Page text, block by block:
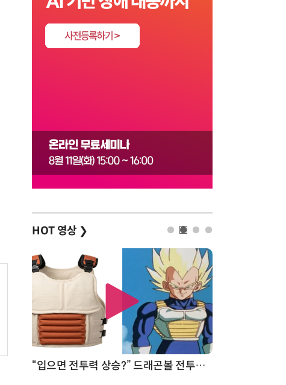
HOT 영상 ❯
“입으면 전투력 상승?” 드래곤볼 전투복 닮은 중량조끼